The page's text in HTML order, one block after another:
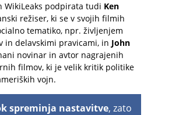
WikiLeaks podpirata tudi Ken
režiser, ki se v svojih filmih
tematiko, npr. življenjem
in delavskimi pravicami, in John
novinar in avtor nagrajenih
filmov, ki je velik kritik politike
vojn.
spreminja nastavitve, zato